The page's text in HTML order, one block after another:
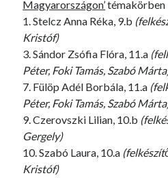
Magyarországon’témakörben
1. Stelcz Anna Réka, 9.b
Kristóf)
3. Sándor Zsófia Flóra, 11.a
Péter, Foki Tamás, Szabó
7. Fülöp Adél Borbála, 11.a
Péter, Foki Tamás, Szabó
9. Czerovszki Lilian, 10.b
Gergely)
10. Szabó Laura, 10.a
Kristóf)